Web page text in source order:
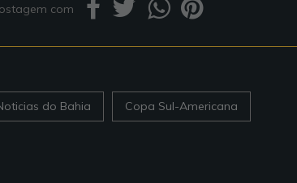
com
do Bahia Copa Sul-Americana